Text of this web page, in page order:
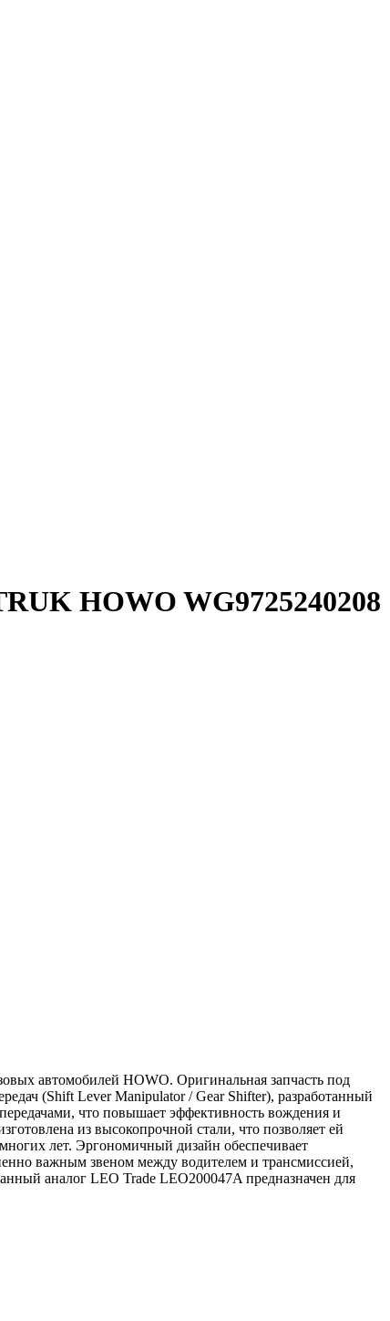
HOWO WG9725240208
автомобилей HOWO. Оригинальная запчасть под
(Shift Lever Manipulator / Gear Shifter), разработанный
что повышает эффективность вождения и
из высокопрочной стали, что позволяет ей
лет. Эргономичный дизайн обеспечивает
важным звеном между водителем и трансмиссией,
аналог LEO Trade LEO200047A предназначен для